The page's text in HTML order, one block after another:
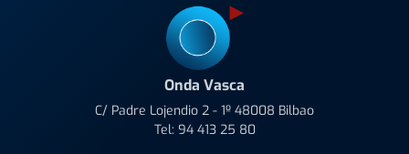
Onda Vasca
C/ Padre Lojendio 2 - 1º 48008 Bilbao
Tel: 94 413 25 80